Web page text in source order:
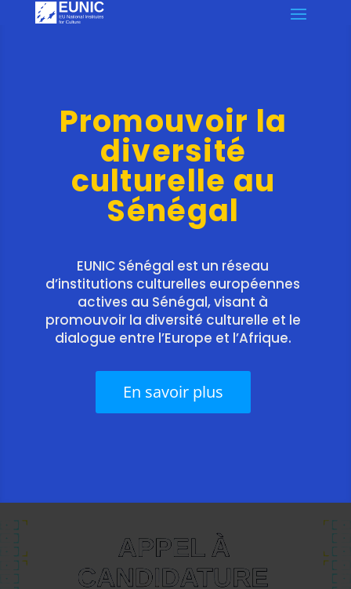
Promouvoir la
diversité
culturelle au
Sénégal
EUNIC Sénégal est un réseau
d’institutions culturelles européennes
actives au Sénégal, visant à
promouvoir la diversité culturelle et le
dialogue entre l’Europe et l’Afrique.
En savoir plus